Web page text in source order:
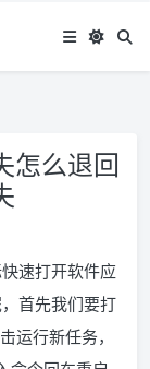
怎么退回
速打开软件应
首先我们要打
运行新任务，